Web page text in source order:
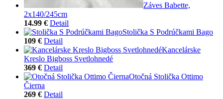
Záves Babette,
2x140/245cm
14.99 € Detail
Stolička S Podrúčkami Bago
109 € Detail
Kancelárske
Kreslo Bigboss Svetlohnedé
369 € Detail
Otočná Stolička Ottimo
Čierna
269 € Detail